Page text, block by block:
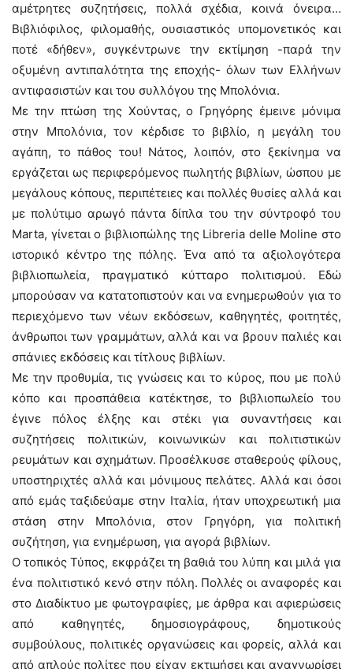
αμέτρητες συζητήσεις, πολλά σχέδια, κοινά όνειρα…
Βιβλιόφιλος, φιλομαθής, ουσιαστικός υπομονετικός και
ποτέ «δήθεν», συγκέντρωνε την εκτίμηση -παρά την
οξυμένη αντιπαλότητα της εποχής- όλων των Ελλήνων
αντιφασιστών και του συλλόγου της Μπολόνια.
Με την πτώση της Χούντας, ο Γρηγόρης έμεινε μόνιμα
στην Μπολόνια, τον κέρδισε το βιβλίο, η μεγάλη του
αγάπη, το πάθος του! Νάτος, λοιπόν, στο ξεκίνημα να
εργάζεται ως περιφερόμενος πωλητής βιβλίων, ώσπου με
μεγάλους κόπους, περιπέτειες και πολλές θυσίες αλλά και
με πολύτιμο αρωγό πάντα δίπλα του την σύντροφό του
Marta, γίνεται ο βιβλιοπώλης της Libreria delle Moline στο
ιστορικό κέντρο της πόλης. Ένα από τα αξιολογότερα
βιβλιοπωλεία, πραγματικό κύτταρο πολιτισμού. Εδώ
μπορούσαν να κατατοπιστούν και να ενημερωθούν για το
περιεχόμενο των νέων εκδόσεων, καθηγητές, φοιτητές,
άνθρωποι των γραμμάτων, αλλά και να βρουν παλιές και
σπάνιες εκδόσεις και τίτλους βιβλίων.
Με την προθυμία, τις γνώσεις και το κύρος, που με πολύ
κόπο και προσπάθεια κατέκτησε, το βιβλιοπωλείο του
έγινε πόλος έλξης και στέκι για συναντήσεις και
συζητήσεις πολιτικών, κοινωνικών και πολιτιστικών
ρευμάτων και σχημάτων. Προσέλκυσε σταθερούς φίλους,
υποστηριχτές αλλά και μόνιμους πελάτες. Αλλά και όσοι
από εμάς ταξιδεύαμε στην Ιταλία, ήταν υποχρεωτική μια
στάση στην Μπολόνια, στον Γρηγόρη, για πολιτική
συζήτηση, για ενημέρωση, για αγορά βιβλίων.
Ο τοπικός Τύπος, εκφράζει τη βαθιά του λύπη και μιλά για
ένα πολιτιστικό κενό στην πόλη. Πολλές οι αναφορές και
στο Διαδίκτυο με φωτογραφίες, με άρθρα και αφιερώσεις
από καθηγητές, δημοσιογράφους, δημοτικούς
συμβούλους, πολιτικές οργανώσεις και φορείς, αλλά και
από απλούς πολίτες που είχαν εκτιμήσει και αναγνωρίσει